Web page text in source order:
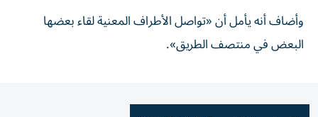
وأضاف أنه يأمل أن «تواصل الأطراف المعنية لقاء بعضها
البعض في منتصف الطريق».